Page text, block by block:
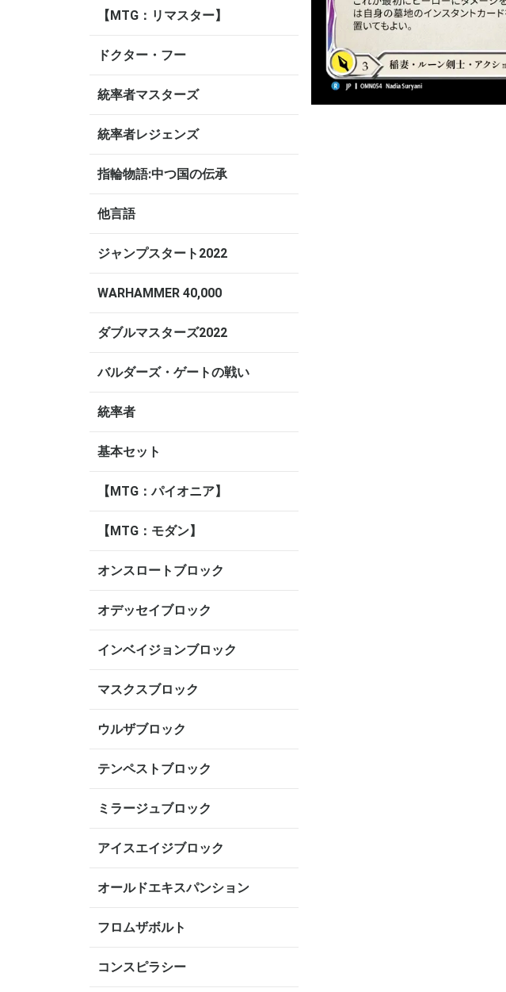
【MTG：リマスター】
ドクター・フー
統率者マスターズ
統率者レジェンズ
指輪物語:中つ国の伝承
他言語
ジャンプスタート2022
WARHAMMER 40,000
ダブルマスターズ2022
バルダーズ・ゲートの戦い
統率者
基本セット
【MTG：パイオニア】
【MTG：モダン】
オンスロートブロック
オデッセイブロック
インベイジョンブロック
マスクスブロック
ウルザブロック
テンペストブロック
ミラージュブロック
アイスエイジブロック
オールドエキスパンション
フロムザボルト
コンスピラシー